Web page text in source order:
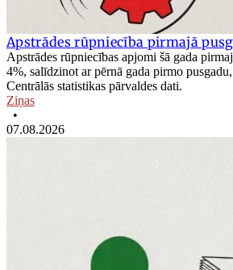
Apstrādes rūpniecība pirmajā
Apstrādes rūpniecības apjomi šā gada
4%, salīdzinot ar pērnā gada pirmo
Centrālās statistikas pārvaldes dati.
Ziņas
•
07.08.2026